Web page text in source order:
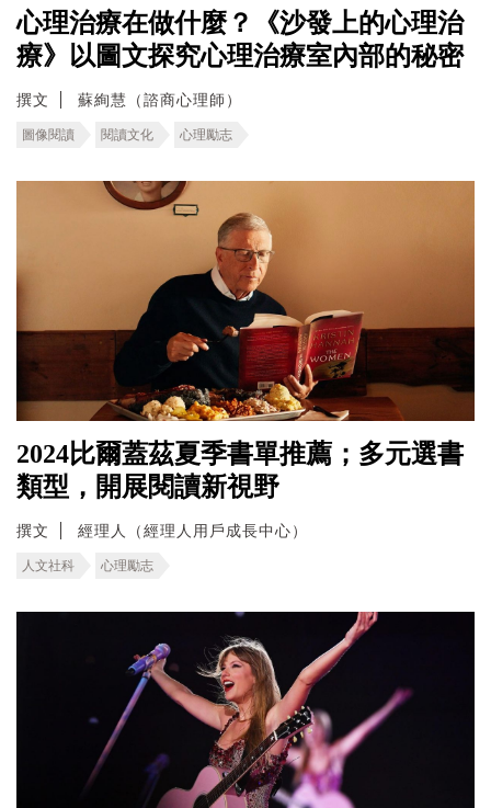
心理治療在做什麼？《沙發上的心理治
療》以圖文探究心理治療室內部的秘密
撰文 蘇絢慧（諮商心理師）
圖像閱讀 閱讀文化 心理勵志
2024比爾蓋茲夏季書單推薦；多元選書
類型，開展閱讀新視野
撰文 經理人（經理人用戶成長中心）
人文社科 心理勵志